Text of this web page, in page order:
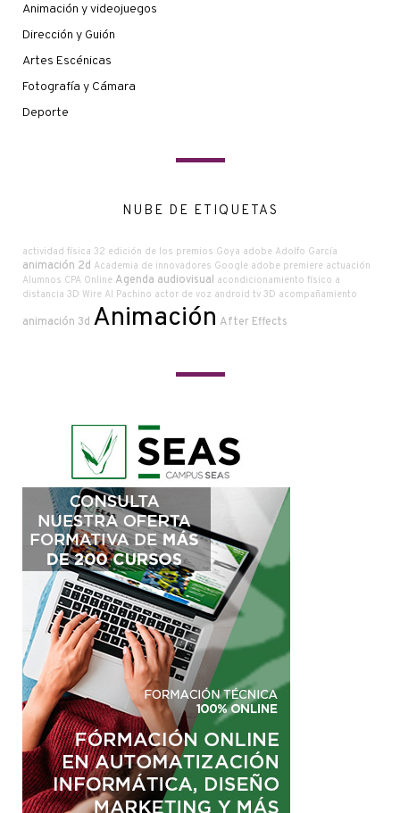
Animación y videojuegos
Dirección y Guión
Artes Escénicas
Fotografía y Cámara
Deporte
NUBE DE ETIQUETAS
actividad física 32 edición de los premios Goya adobe Adolfo García
animación 2d Academia de innovadores Google adobe premiere actuación
Alumnos CPA Online Agenda audiovisual acondicionamiento físico a
distancia 3D Wire Al Pachino actor de voz android tv 3D acompañamiento
animación 3d Animación After Effects